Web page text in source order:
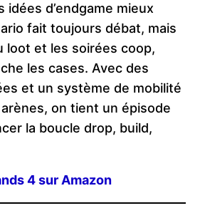
d’endgame mieux
fait toujours débat, mais
loot et les soirées coop,
les cases. Avec des
et un système de mobilité
on tient un épisode
la boucle drop, build,
4 sur Amazon